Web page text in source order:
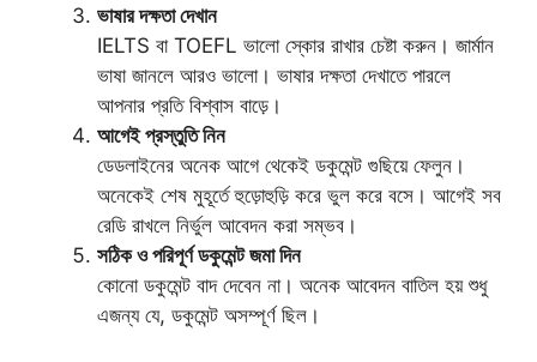
ভাষার দক্ষতা দেখান
IELTS বা TOEFL ভালো স্কোর রাখার চেষ্টা করুন। জার্মান
ভাষা জানলে আরও ভালো। ভাষার দক্ষতা দেখাতে পারলে
আপনার প্রতি বিশ্বাস বাড়ে।
আগেই প্রস্তুতি নিন
ডেডলাইনের অনেক আগে থেকেই ডকুমেন্ট গুছিয়ে ফেলুন।
অনেকেই শেষ মুহূর্তে হুড়োহুড়ি করে ভুল করে বসে। আগেই সব
রেডি রাখলে নির্ভুল আবেদন করা সম্ভব।
সঠিক ও পরিপূর্ণ ডকুমেন্ট জমা দিন
কোনো ডকুমেন্ট বাদ দেবেন না। অনেক আবেদন বাতিল হয় শুধু
এজন্য যে, ডকুমেন্ট অসম্পূর্ণ ছিল।